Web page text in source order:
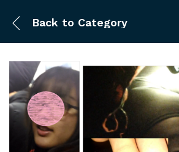
Back to Category